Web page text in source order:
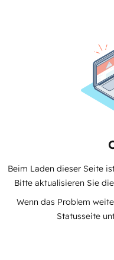
Beim Laden dieser Seite
Bitte aktualisieren Sie
Wenn das Problem
Statusseite